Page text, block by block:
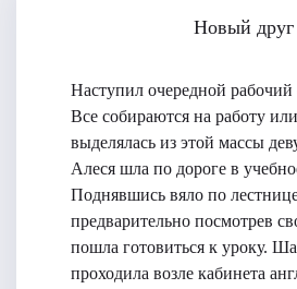
Новый друг
Наступил очередной рабочий
Все собираются на работу
выделялась из этой массы
Алеся шла по дороге в
Поднявшись вяло по
предварительно посмотрев
пошла готовиться к уроку.
проходила возле кабинета